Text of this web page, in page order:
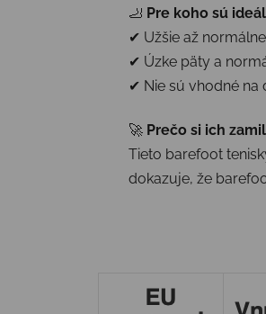
🦶 Pre koho sú
✔ Užšie až
✔ Úzke päty a
✔ Nie sú vhodné na
🚀 Prečo si ich
Tieto barefoot
dokazuje, že